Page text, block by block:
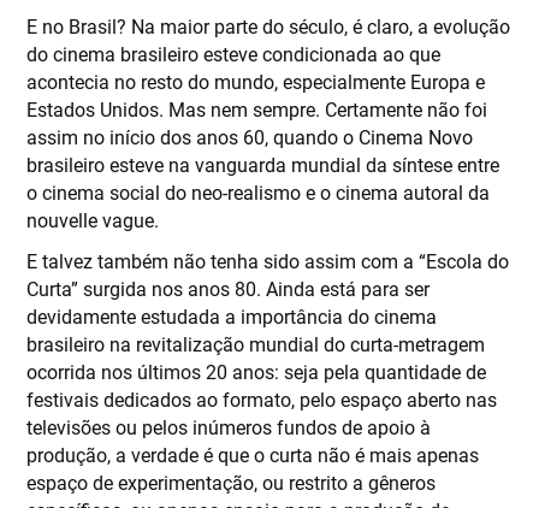
E no Brasil? Na maior parte do século, é claro, a evolução
do cinema brasileiro esteve condicionada ao que
acontecia no resto do mundo, especialmente Europa e
Estados Unidos. Mas nem sempre. Certamente não foi
assim no início dos anos 60, quando o Cinema Novo
brasileiro esteve na vanguarda mundial da síntese entre
o cinema social do neo-realismo e o cinema autoral da
nouvelle vague.
E talvez também não tenha sido assim com a “Escola do
Curta” surgida nos anos 80. Ainda está para ser
devidamente estudada a importância do cinema
brasileiro na revitalização mundial do curta-metragem
ocorrida nos últimos 20 anos: seja pela quantidade de
festivais dedicados ao formato, pelo espaço aberto nas
televisões ou pelos inúmeros fundos de apoio à
produção, a verdade é que o curta não é mais apenas
espaço de experimentação, ou restrito a gêneros